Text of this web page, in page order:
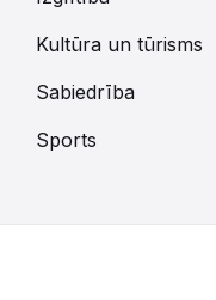
Kultūra un tūrisms
Sabiedrība
Sports